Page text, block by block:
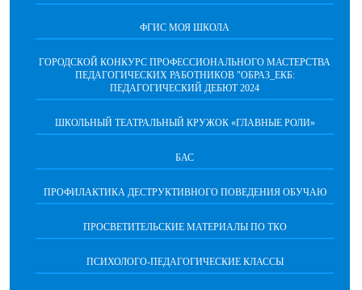
ФГИС МОЯ ШКОЛА
ГОРОДСКОЙ КОНКУРС ПРОФЕССИОНАЛЬНОГО МАСТЕРСТВА
ПЕДАГОГИЧЕСКИХ РАБОТНИКОВ "ОБРАЗ_ЕКБ:
ПЕДАГОГИЧЕСКИЙ ДЕБЮТ 2024
ШКОЛЬНЫЙ ТЕАТРАЛЬНЫЙ КРУЖОК «ГЛАВНЫЕ РОЛИ»
БАС
ПРОФИЛАКТИКА ДЕСТРУКТИВНОГО ПОВЕДЕНИЯ ОБУЧАЮ
ПРОСВЕТИТЕЛЬСКИЕ МАТЕРИАЛЫ ПО ТКО
ПСИХОЛОГО-ПЕДАГОГИЧЕСКИЕ КЛАССЫ